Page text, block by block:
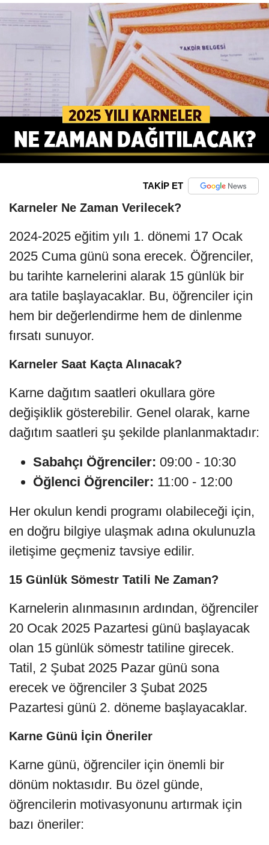
TAKİP ET
Karneler Ne Zaman Verilecek?
2024-2025 eğitim yılı 1. dönemi 17 Ocak
2025 Cuma günü sona erecek. Öğrenciler,
bu tarihte karnelerini alarak 15 günlük bir
ara tatile başlayacaklar. Bu, öğrenciler için
hem bir değerlendirme hem de dinlenme
fırsatı sunuyor.
Karneler Saat Kaçta Alınacak?
Karne dağıtım saatleri okullara göre
değişiklik gösterebilir. Genel olarak, karne
dağıtım saatleri şu şekilde planlanmaktadır:
Sabahçı Öğrenciler: 09:00 - 10:30
Öğlenci Öğrenciler: 11:00 - 12:00
Her okulun kendi programı olabileceği için,
en doğru bilgiye ulaşmak adına okulunuzla
iletişime geçmeniz tavsiye edilir.
15 Günlük Sömestr Tatili Ne Zaman?
Karnelerin alınmasının ardından, öğrenciler
20 Ocak 2025 Pazartesi günü başlayacak
olan 15 günlük sömestr tatiline girecek.
Tatil, 2 Şubat 2025 Pazar günü sona
erecek ve öğrenciler 3 Şubat 2025
Pazartesi günü 2. döneme başlayacaklar.
Karne Günü İçin Öneriler
Karne günü, öğrenciler için önemli bir
dönüm noktasıdır. Bu özel günde,
öğrencilerin motivasyonunu artırmak için
bazı öneriler: